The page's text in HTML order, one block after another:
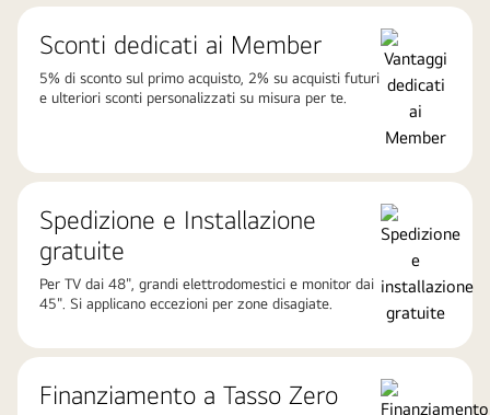
Sconti dedicati ai Member
5% di sconto sul primo acquisto, 2% su acquisti futuri
e ulteriori sconti personalizzati su misura per te.
Spedizione e Installazione
gratuite
Per TV dai 48", grandi elettrodomestici e monitor dai
45". Si applicano eccezioni per zone disagiate.
Finanziamento a Tasso Zero